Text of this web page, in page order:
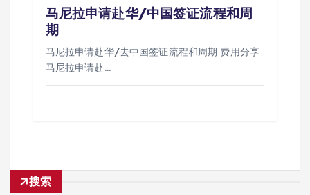
马尼拉申请赴华/中国签证流程和周
期
马尼拉申请赴华/去中国签证流程和周期 费用分享
马尼拉申请赴…
搜索